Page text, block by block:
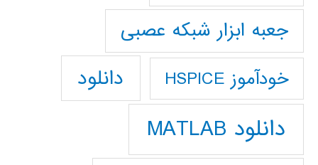
جعبه ابزار شبکه عصبی
خودآموز HSPICE دانلود
دانلود MATLAB